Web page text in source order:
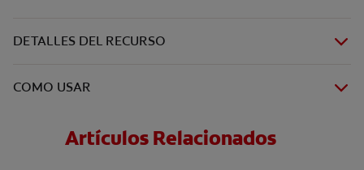
DETALLES DEL RECURSO
COMO USAR
Artículos Relacionados